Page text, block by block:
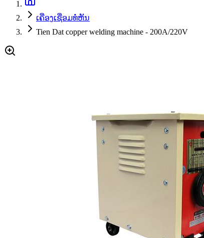
ເຄື່ອງເຊື່ອມທໍ່ຫັນ
Tien Dat copper welding machine - 200A/220V